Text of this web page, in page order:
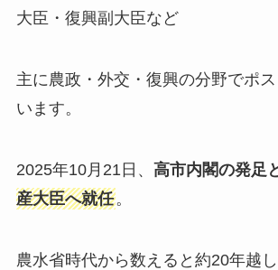
大臣・復興副大臣など
主に農政・外交・復興の分野でポ
います。
2025年10月21日、 高市内閣の発足
産大臣へ就任。
農水省時代から数えると約20年越